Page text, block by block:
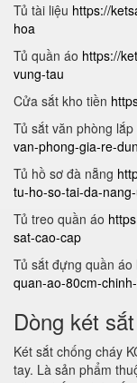
Tủ tài liệu https://
hoa
Tủ quần áo https://
vung-tau
Cửa sắt kho tiền
Tủ sắt văn phòng
van-phong-gia-re-
Tủ hồ sơ đà nẵng
tu-ho-so-tai-da-
Tủ treo quần áo
sat-cao-cap
Tủ sắt đựng quần áo
quan-ao-80cm-
Dòng két
Két sắt chống cháy
tay. Là sản phẩm